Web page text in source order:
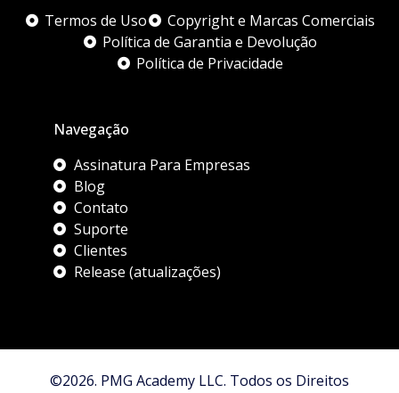
Termos de Uso
Copyright e Marcas Comerciais
Política de Garantia e Devolução
Política de Privacidade
Navegação
Assinatura Para Empresas
Blog
Contato
Suporte
Clientes
Release (atualizações)
©2026. PMG Academy LLC. Todos os Direitos